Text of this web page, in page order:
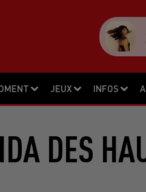
JEUX INFOS
DES